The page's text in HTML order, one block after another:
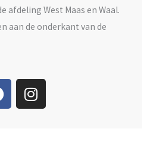
afdeling West Maas en Waal.
aan de onderkant van de
I
n
s